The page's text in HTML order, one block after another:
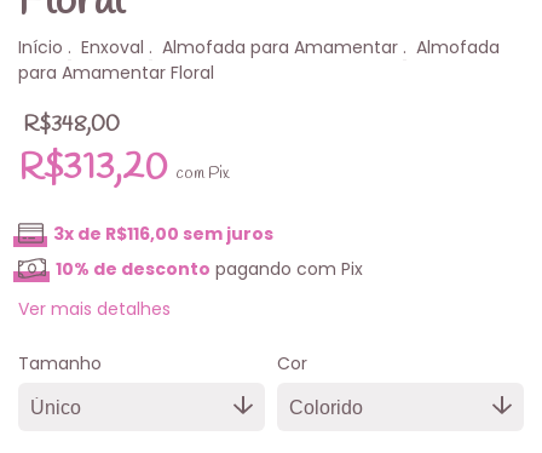
Início . Enxoval . Almofada para Amamentar . Almofada
para Amamentar Floral
R$348,00
R$313,20 com Pix
3x de R$116,00 sem juros
10% de desconto pagando com Pix
Ver mais detalhes
Tamanho Cor